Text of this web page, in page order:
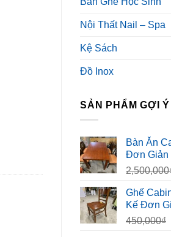
Nội Thất Nail – Spa
Kệ Sách
Đồ Inox
SẢN PHẨM GỢI Ý
Bàn Ăn
Đơn Giản
2,500,000
Ghế
Kế Đơn
450,000₫